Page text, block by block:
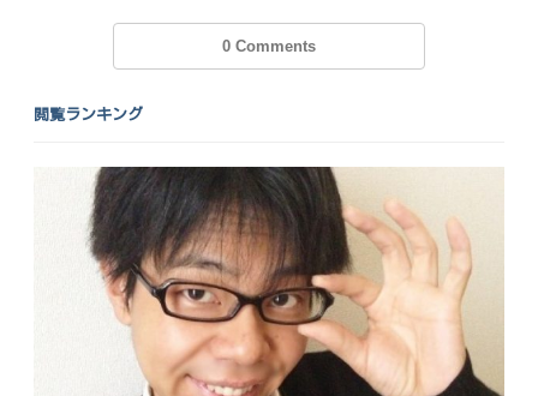
0 Comments
閲覧ランキング